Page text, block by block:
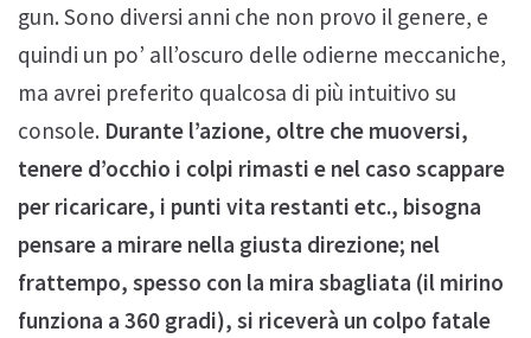
gun. Sono diversi anni che non provo il genere, e
quindi un po’ all’oscuro delle odierne meccaniche,
ma avrei preferito qualcosa di più intuitivo su
console. Durante l’azione, oltre che muoversi,
tenere d’occhio i colpi rimasti e nel caso scappare
per ricaricare, i punti vita restanti etc., bisogna
pensare a mirare nella giusta direzione; nel
frattempo, spesso con la mira sbagliata (il mirino
funziona a 360 gradi), si riceverà un colpo fatale